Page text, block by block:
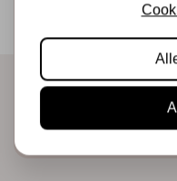
Ontvang als eerste
direct in je mailbox!